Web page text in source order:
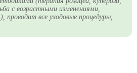
с возрастными изменениями,
проводит все уходовые процедуры,